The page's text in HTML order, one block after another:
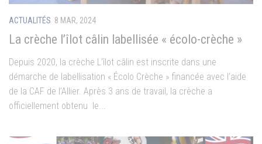
ACTUALITÉS 8 MAR, 2024
La crèche l’îlot câlin labellisée « écolo-crèche »
Depuis 2020, la crèche L’îlot câlin est inscrite dans une
démarche de labellisation « Écolo Crèche » financée avec l’aide
de la CAF de l’Allier. Après 3 ans de travail, la crèche a
officiellement obtenu le...